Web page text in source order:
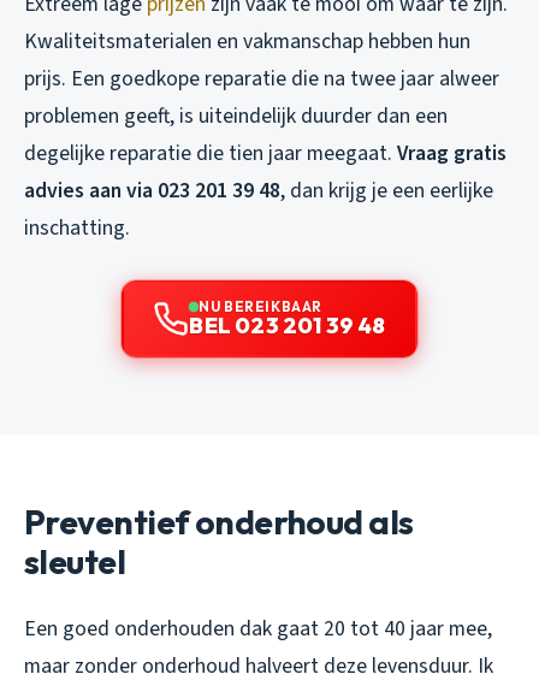
Kwaliteitsmaterialen en vakmanschap hebben hun
prijs. Een goedkope reparatie die na twee jaar alweer
problemen geeft, is uiteindelijk duurder dan een
degelijke reparatie die tien jaar meegaat. Vraag gratis
advies aan via 023 201 39 48, dan krijg je een eerlijke
inschatting.
NU BEREIKBAAR
BEL 023 201 39 48
Preventief onderhoud als
sleutel
Een goed onderhouden dak gaat 20 tot 40 jaar mee,
maar zonder onderhoud halveert deze levensduur. Ik